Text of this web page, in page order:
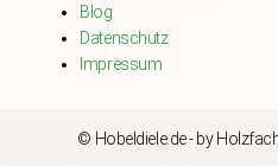
Blog
Datenschutz
Impressum
© Hobeldiele.de - by